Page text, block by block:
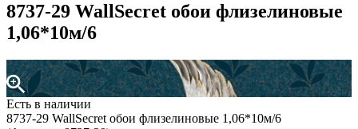
8737-29 WallSecret обои флизелиновые
1,06*10м/6
Есть в наличии
8737-29 WallSecret обои флизелиновые 1,06*10м/6